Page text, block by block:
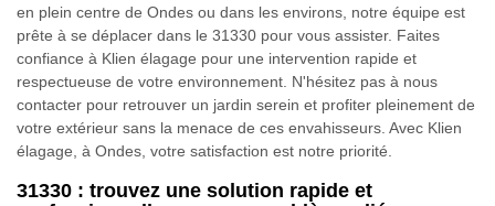
en plein centre de Ondes ou dans les environs, notre équipe est
prête à se déplacer dans le 31330 pour vous assister. Faites
confiance à Klien élagage pour une intervention rapide et
respectueuse de votre environnement. N'hésitez pas à nous
contacter pour retrouver un jardin serein et profiter pleinement de
votre extérieur sans la menace de ces envahisseurs. Avec Klien
élagage, à Ondes, votre satisfaction est notre priorité.
31330 : trouvez une solution rapide et